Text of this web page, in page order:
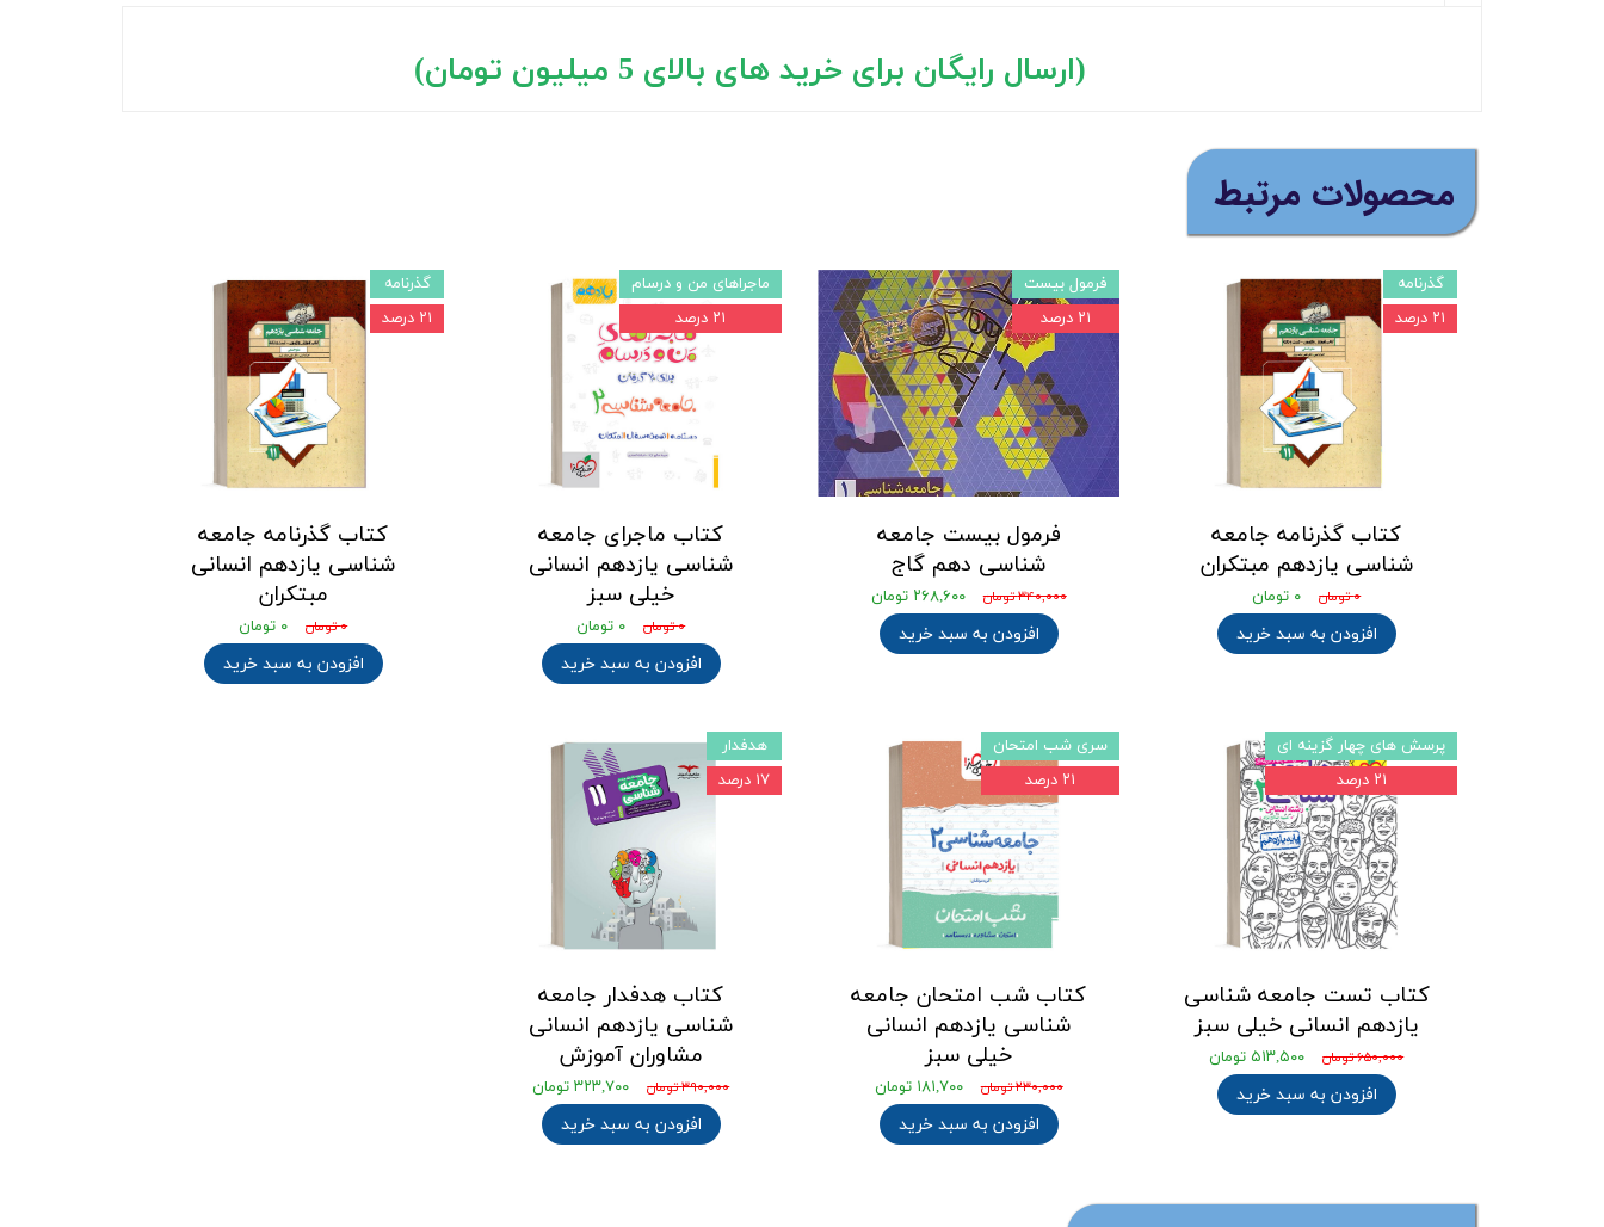
(ارسال رایگان برای خرید های بالای 5 میلیون تومان)
​محصولات مرتبط
کتاب گذرنامه جامعه
شناسی یازدهم مبتکران
۰ تومان ۰ تومان
افزودن به سبد خرید
گذرنامه
۲۱ درصد
فرمول بیست جامعه
شناسی دهم گاج
۳۴۰,۰۰۰ تومان ۲۶۸,۶۰۰ تومان
افزودن به سبد خرید
فرمول بیست
۲۱ درصد
کتاب ماجرای جامعه
شناسی یازدهم انسانی
خیلی سبز
۰ تومان ۰ تومان
افزودن به سبد خرید
ماجراهای من و درسام
۲۱ درصد
کتاب گذرنامه جامعه
شناسی یازدهم انسانی
مبتکران
۰ تومان ۰ تومان
افزودن به سبد خرید
گذرنامه
۲۱ درصد
کتاب تست جامعه شناسی
یازدهم انسانی خیلی سبز
۶۵۰,۰۰۰ تومان ۵۱۳,۵۰۰ تومان
افزودن به سبد خرید
پرسش های چهار گزینه ای
۲۱ درصد
کتاب شب امتحان جامعه
شناسی یازدهم انسانی
خیلی سبز
۲۳۰,۰۰۰ تومان ۱۸۱,۷۰۰ تومان
افزودن به سبد خرید
سری شب امتحان
۲۱ درصد
کتاب هدفدار جامعه
شناسی یازدهم انسانی
مشاوران آموزش
۳۹۰,۰۰۰ تومان ۳۲۳,۷۰۰ تومان
افزودن به سبد خرید
هدفدار
۱۷ درصد